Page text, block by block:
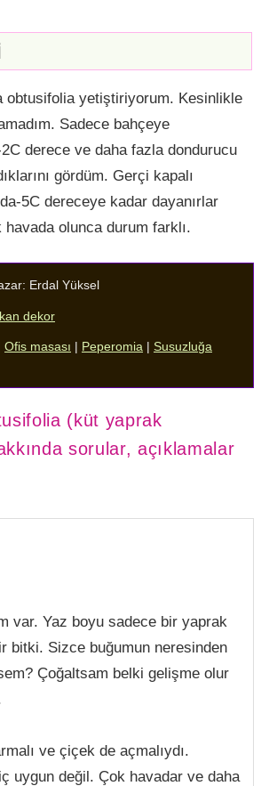
obtusifolia yetiştiriyorum. Kesinlikle
Sadece bahçeye
derece ve daha fazla dondurucu
gördüm. Gerçi kapalı
5C dereceye kadar dayanırlar
havada olunca durum farklı.
Erdal Yüksel
dekor
Ofis masası Peperomia
Susuzluğa
(küt yaprak
sorular, açıklamalar
var. Yaz boyu sadece bir yaprak
bitki. Sizce buğumun neresinden
Çoğaltsam belki gelişme olur
ve çiçek de açmalıydı.
uygun değil. Çok havadar ve daha